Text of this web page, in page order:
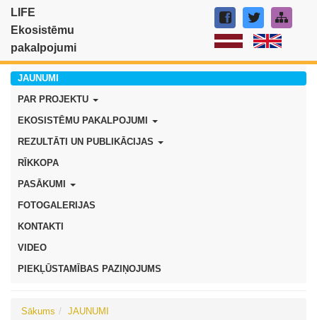
LIFE
Ekosistēmu
pakalpojumi
JAUNUMI
PAR PROJEKTU
EKOSISTĒMU PAKALPOJUMI
REZULTĀTI UN PUBLIKĀCIJAS
RĪKKOPA
PASĀKUMI
FOTOGALERIJAS
KONTAKTI
VIDEO
PIEKĻŪSTAMĪBAS PAZIŅOJUMS
Sākums JAUNUMI